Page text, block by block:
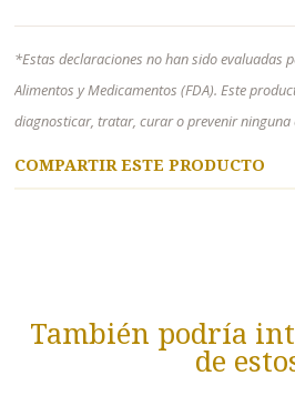
*Estas declaraciones no han sido evaluadas
Alimentos y Medicamentos (FDA). Este
diagnosticar, tratar, curar o prevenir ninguna
COMPARTIR ESTE PRODUCTO
También podría
de